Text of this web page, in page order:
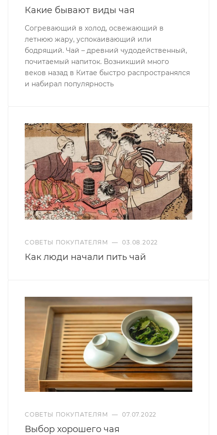
Какие бывают виды чая
Согревающий в холод, освежающий в
летнюю жару, успокаивающий или
бодрящий. Чай – древний чудодейственный,
почитаемый напиток. Возникший много
веков назад в Китае быстро распространялся
и набирал популярность
СОВЕТЫ ПОКУПАТЕЛЯМ — 03.08.2022
Как люди начали пить чай
СОВЕТЫ ПОКУПАТЕЛЯМ — 07.07.2022
Выбор хорошего чая